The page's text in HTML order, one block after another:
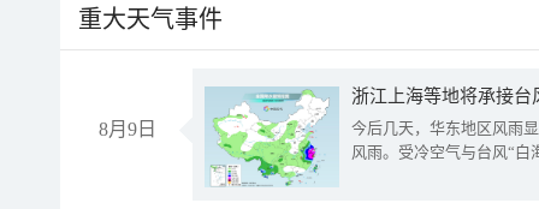
重大天气事件
8月9日
浙江上海等地将承接台
今后几天，华东地区风雨
风雨。受冷空气与台风“白